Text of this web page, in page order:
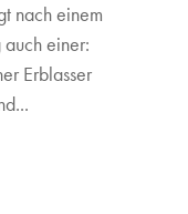
nach einem
einer:
Erblasser